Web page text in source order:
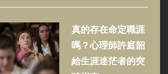
真的存在命定職涯
嗎？心理師許庭韶
給生涯迷茫者的突